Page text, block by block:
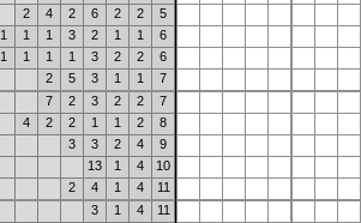
2
4 2 6 2 2
5
1 1 1 3 2 1 1
6
1
1 1 1 3 2 2
6
2
5 3 1 1
7
7
2 3 2 2
7
4
2 2 1 1 2
8
3
3 2 4
9
13
1 4
10
2
4 1 4
11
3
1 4
11